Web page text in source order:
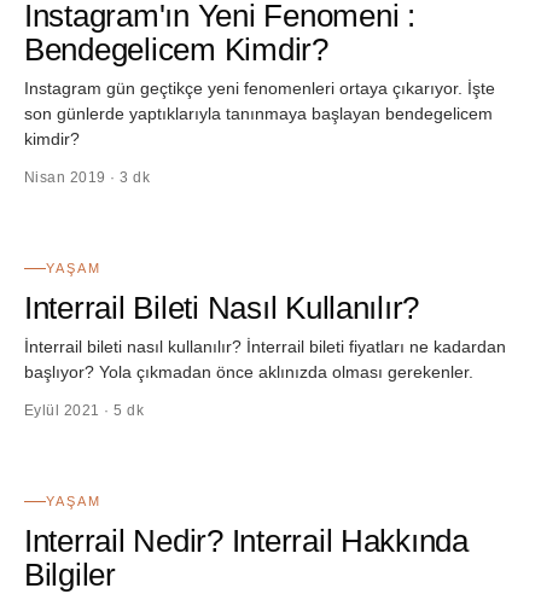
Instagram'ın Yeni Fenomeni :
Bendegelicem Kimdir?
Instagram gün geçtikçe yeni fenomenleri ortaya çıkarıyor. İşte
son günlerde yaptıklarıyla tanınmaya başlayan bendegelicem
kimdir?
Nisan 2019 · 3 dk
YAŞAM
Interrail Bileti Nasıl Kullanılır?
İnterrail bileti nasıl kullanılır? İnterrail bileti fiyatları ne kadardan
başlıyor? Yola çıkmadan önce aklınızda olması gerekenler.
Eylül 2021 · 5 dk
YAŞAM
Interrail Nedir? Interrail Hakkında
Bilgiler